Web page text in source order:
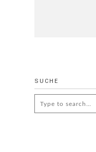
SUCHE
for: